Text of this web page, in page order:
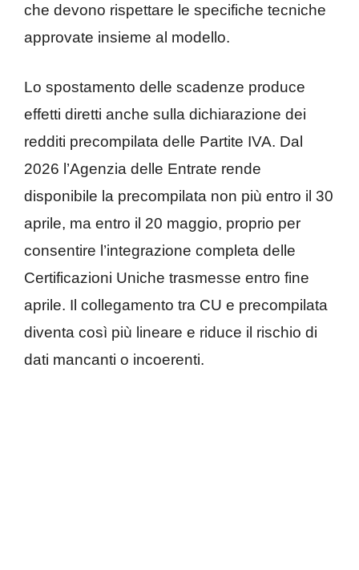
che devono rispettare le specifiche tecniche
approvate insieme al modello.
Lo spostamento delle scadenze produce
effetti diretti anche sulla dichiarazione dei
redditi precompilata delle Partite IVA. Dal
2026 l’Agenzia delle Entrate rende
disponibile la precompilata non più entro il 30
aprile, ma entro il 20 maggio, proprio per
consentire l’integrazione completa delle
Certificazioni Uniche trasmesse entro fine
aprile. Il collegamento tra CU e precompilata
diventa così più lineare e riduce il rischio di
dati mancanti o incoerenti.